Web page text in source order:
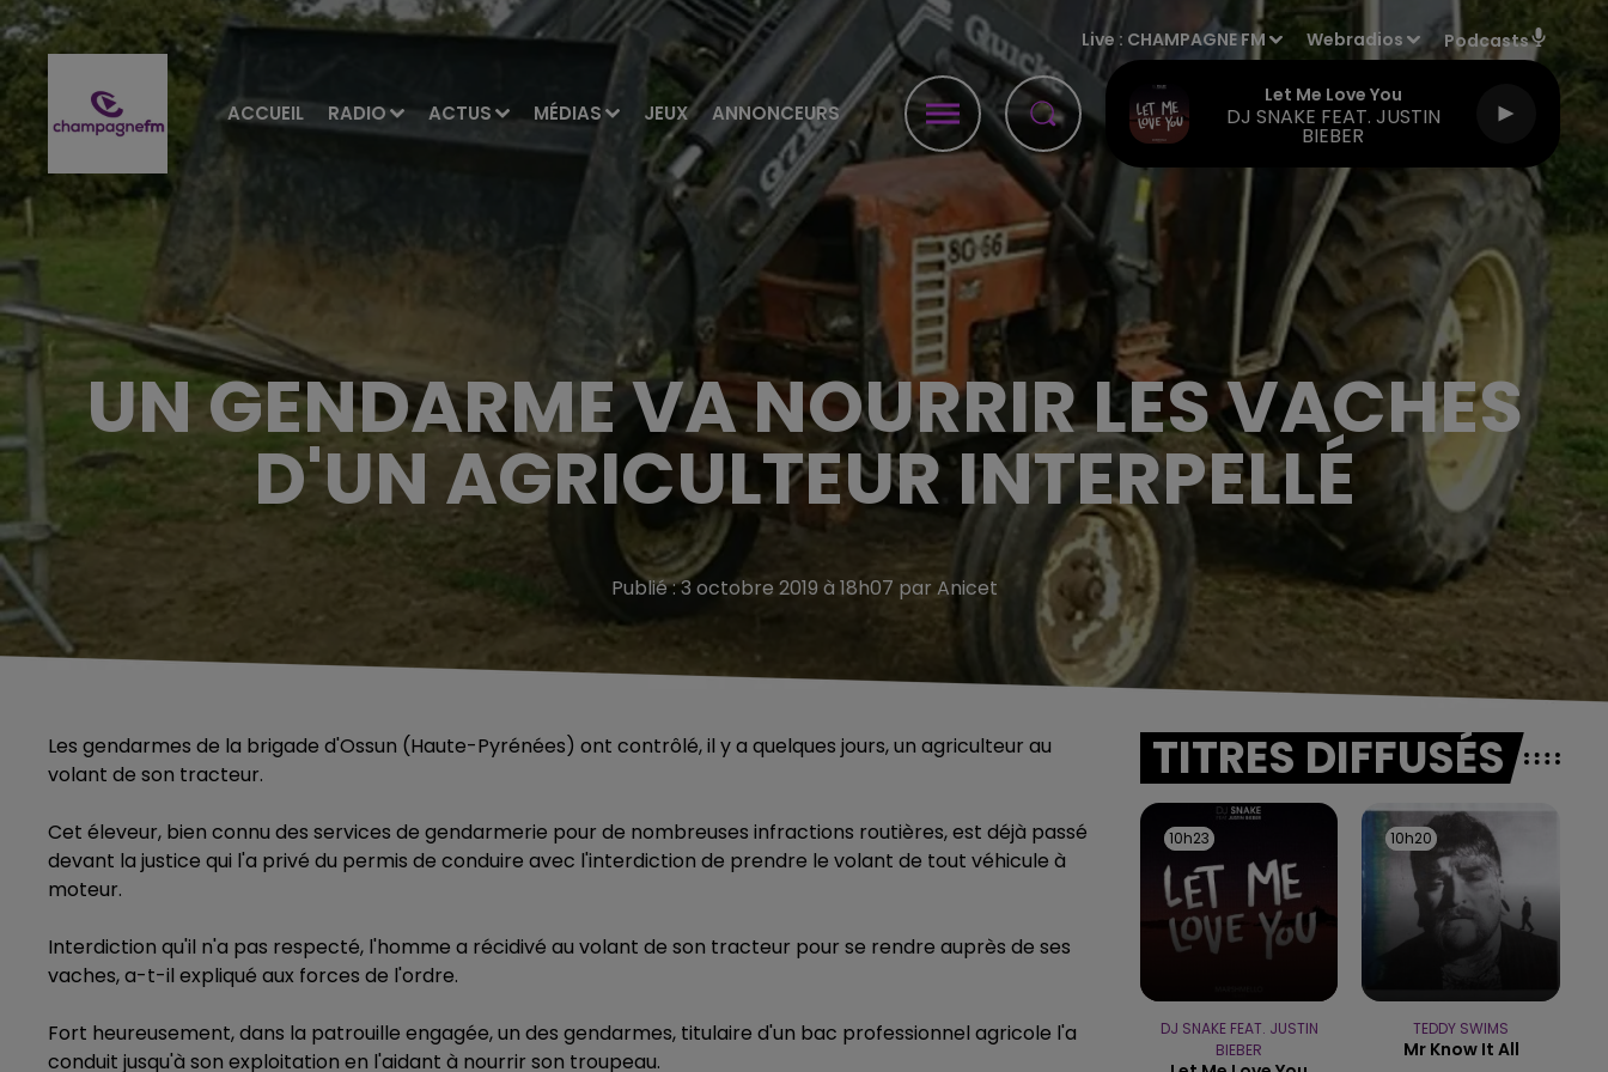
ACCUEIL RADIO ACTUS MÉDIAS JEUX ANNONCEURS
Live : CHAMPAGNE FM Webradios Podcasts
Let Me Love You
DJ SNAKE FEAT. JUSTIN
BIEBER
UN GENDARME VA NOURRIR LES VACHES
D'UN AGRICULTEUR INTERPELLÉ
Publié : 3 octobre 2019 à 18h07 par Anicet
Les gendarmes de la brigade d'Ossun (Haute-Pyrénées) ont contrôlé, il y a quelques jours, un agriculteur au
volant de son tracteur.
Cet éleveur, bien connu des services de gendarmerie pour de nombreuses infractions routières, est déjà passé
devant la justice qui l'a privé du permis de conduire avec l'interdiction de prendre le volant de tout véhicule à
moteur.
Interdiction qu'il n'a pas respecté, l'homme a récidivé au volant de son tracteur pour se rendre auprès de ses
vaches, a-t-il expliqué aux forces de l'ordre.
Fort heureusement, dans la patrouille engagée, un des gendarmes, titulaire d'un bac professionnel agricole l'a
conduit jusqu'à son exploitation en l'aidant à nourrir son troupeau.
TITRES DIFFUSÉS
10h23
10h23
DJ SNAKE FEAT. JUSTIN
BIEBER
10h20
10h20
TEDDY SWIMS
Mr Know It All